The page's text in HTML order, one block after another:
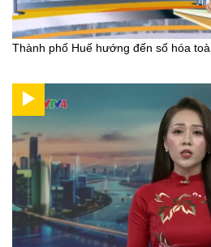
Thành phố Huế hướng đến số hóa